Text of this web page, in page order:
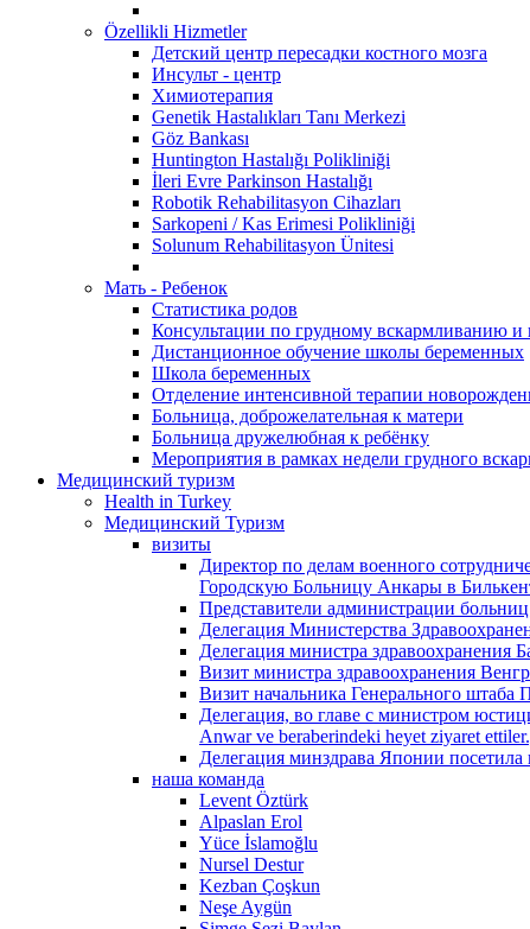
Özellikli Hizmetler
Детский центр пересадки костного мозга
Инсульт - центр
Химиотерапия
Genetik Hastalıkları Tanı Merkezi
Göz Bankası
Huntington Hastalığı Polikliniği
İleri Evre Parkinson Hastalığı
Robotik Rehabilitasyon Cihazları
Sarkopeni / Kas Erimesi Polikliniği
Solunum Rehabilitasyon Ünitesi
Мать - Ребенок
Статистика родов
Консультации по грудному вскармливанию и
Дистанционное обучение школы беременных
Школа беременных
Отделение интенсивной терапии
Больница, доброжелательная к матери
Больница дружелюбная к ребёнку
Мероприятия в рамках недели грудного
Медицинский туризм
Health in Turkey
Медицинский Туризм
визиты
Директор по делам военного
Городскую Больницу Анкары в
Представители администрации
Делегация Министерства
Делегация министра здравоохранения
Визит министра здравоохранения
Визит начальника Генерального
Делегация, во главе с министром
Anwar ve beraberindeki heyet ziyaret
Делегация минздрава Японии
наша команда
Levent Öztürk
Alpaslan Erol
Yüce İslamoğlu
Nursel Destur
Kezban Çoşkun
Neşe Aygün